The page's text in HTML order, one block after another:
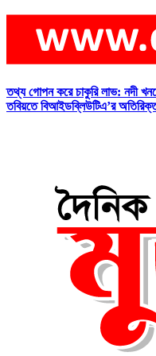
তথ্য গোপন করে চাকুরি লাভ: নদী
তবিয়তে বিআইডব্লিউটিএ’র